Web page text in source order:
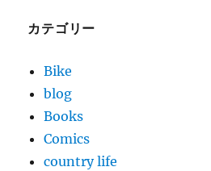
カテゴリー
Bike
blog
Books
Comics
country life